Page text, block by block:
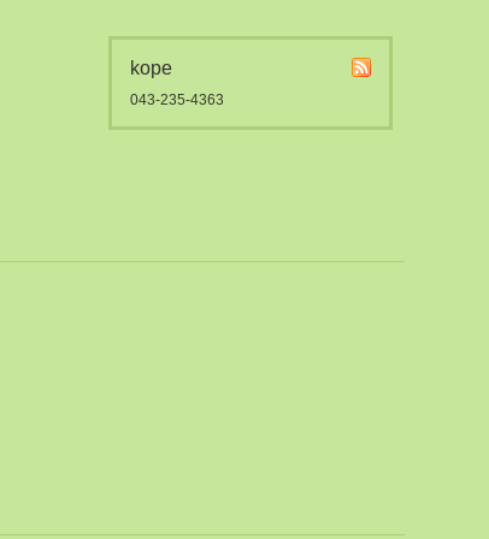
kope
043-235-4363